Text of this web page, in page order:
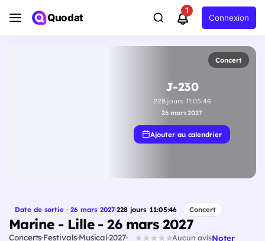
Quodat
1
Connexion
Concert
J-230
228jours 11:05:45
26 mars 2027
Ajouter au calendrier
Date de sortie · 26 mars 2027·228 jours 11:05:45 Concert
Marine - Lille - 26 mars 2027
Concerts FestivalsMusical 2027 Aucun avisNoter